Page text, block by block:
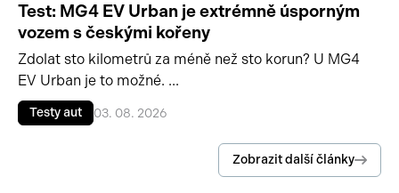
Test: MG4 EV Urban je extrémně úsporným
vozem s českými kořeny
Zdolat sto kilometrů za méně než sto korun? U MG4
EV Urban je to možné. ...
Testy aut 03. 08. 2026
Zobrazit další články